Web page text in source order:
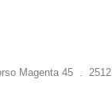
Magenta 45 .